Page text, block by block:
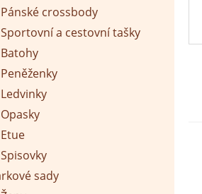
Pánské crossbody
Sportovní a cestovní tašky
Batohy
Peněženky
Ledvinky
Opasky
Etue
Spisovky
sady